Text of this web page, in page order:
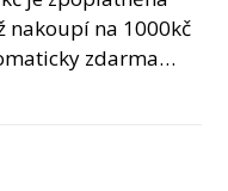
nakoupí na 1000kč
zdarma…